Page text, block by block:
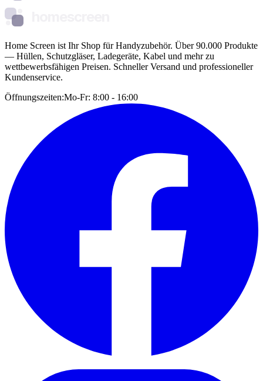
Home Screen ist Ihr Shop für Handyzubehör. Über 90.000 Produkte
— Hüllen, Schutzgläser, Ladegeräte, Kabel und mehr zu
wettbewerbsfähigen Preisen. Schneller Versand und professioneller
Kundenservice.
Öffnungszeiten:Mo-Fr: 8:00 - 16:00